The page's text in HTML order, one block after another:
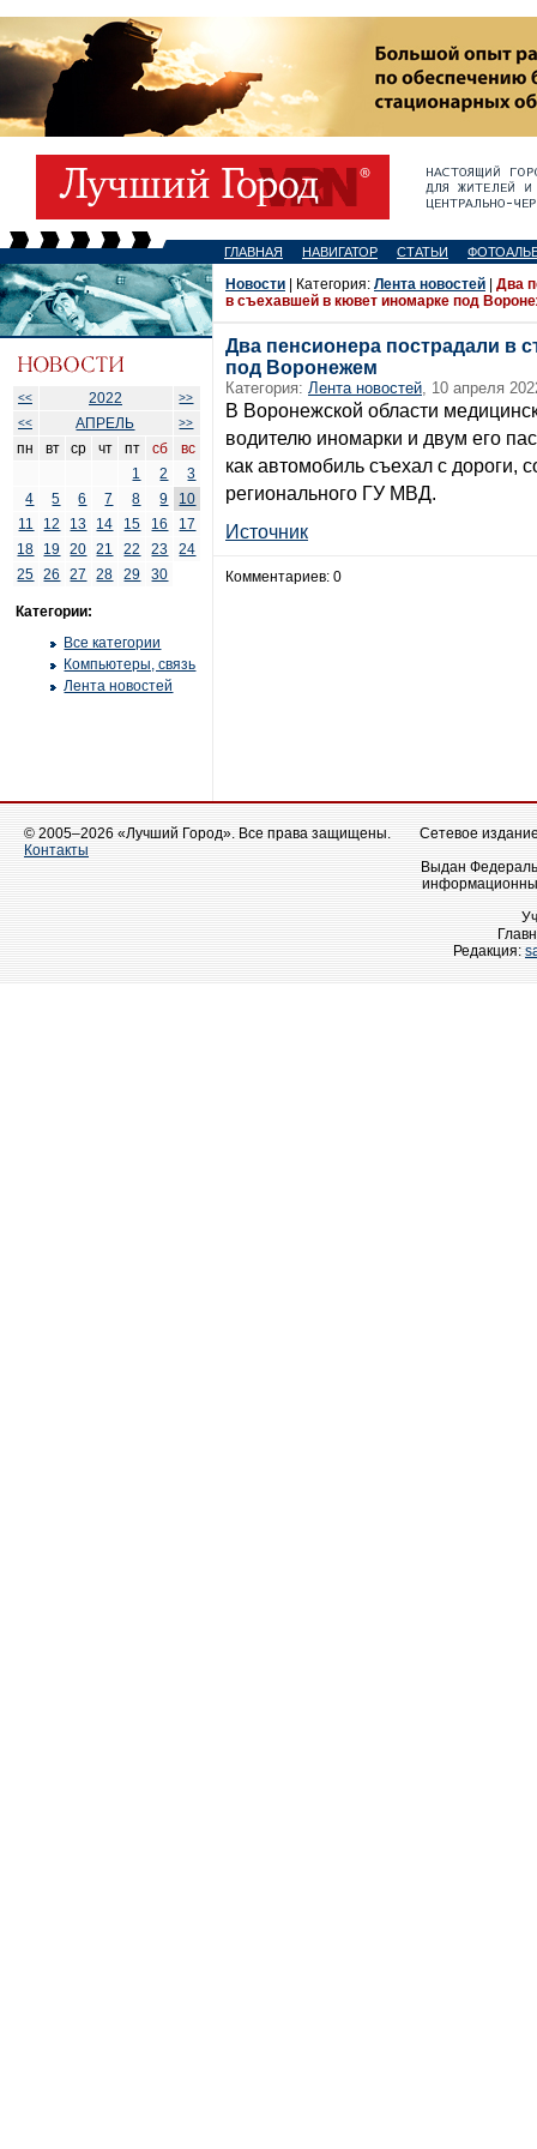
ГЛАВНАЯ НАВИГАТОР СТАТЬИ
<< 2022
>>
<<
АПРЕЛЬ >>
пн вт ср чт пт сб
вс
1
2
3
4
5 6 7 8 9
10
11
12 13 14 15 16
17
18
19 20 21 22 23
24
25
26 27 28 29 30
Категории:
Все категории
Компьютеры, связь
Лента новостей
Новости | Категория: Лента новостей
Два
в съехавшей в кювет иномарке под
Два пенсионера пострадали в
под Воронежем
Категория: Лента новостей, 10 апреля
В Воронежской области
водителю иномарки и двум его
как автомобиль съехал с дороги,
регионального ГУ МВД.
Источник
Комментариев: 0
© 2005–2026 «Лучший Город». Все права защищены.
Контакты
Сетевое
Выдан
Редакция: